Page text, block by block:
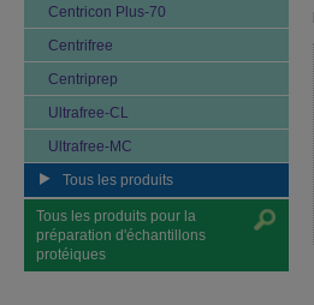
Centricon Plus-70
Centrifree
Centriprep
Ultrafree-CL
Ultrafree-MC
Tous les produits
Tous les produits pour la
préparation d'échantillons
protéiques